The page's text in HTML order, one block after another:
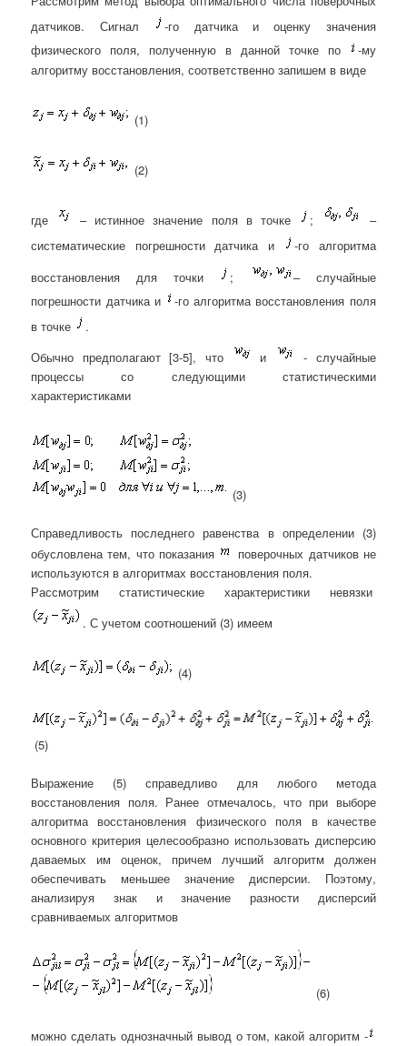
датчиков. Сигнал
-го датчика и оценку значения
физического поля, полученную в данной точке по
-му
алгоритму восстановления, соответственно запишем в виде
(1)
(2)
где – истинное значение поля в точке ;
–
систематические погрешности датчика и
-го алгоритма
восстановления для точки
;
– случайные
погрешности датчика и
-го алгоритма восстановления поля
в точке
.
Обычно предполагают [3-5], что
и
- случайные
процессы со следующими статистическими
характеристиками
(3)
Справедливость последнего равенства в определении (3)
обусловлена тем, что показания
поверочных датчиков не
используются в алгоритмах восстановления поля.
Рассмотрим статистические характеристики невязки
. С учетом соотношений (3) имеем
(4)
(5)
Выражение (5) справедливо для любого метода
восстановления поля. Ранее отмечалось, что при выборе
алгоритма восстановления физического поля в качестве
основного критерия целесообразно использовать дисперсию
даваемых им оценок, причем лучший алгоритм должен
обеспечивать меньшее значение дисперсии. Поэтому,
анализируя знак и значение разности дисперсий
сравниваемых алгоритмов
(6)
можно сделать однозначный вывод о том, какой алгоритм -